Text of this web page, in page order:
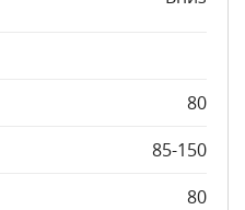
80
85-150
80